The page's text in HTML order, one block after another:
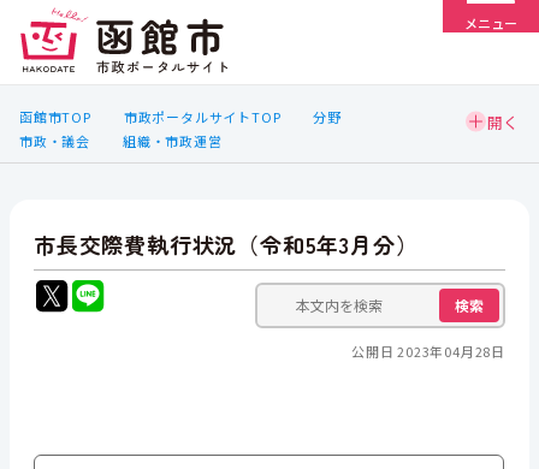
メニュー
函館市TOP 市政ポータルサイトTOP
分野
市政・議会
組織・市政運営
市長交際費執行状況（令和5年3月分）
検索
公開日 2023年04月28日